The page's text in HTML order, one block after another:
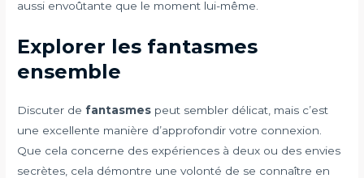
aussi envoûtante que le moment lui-même.
Explorer les fantasmes
ensemble
Discuter defantasmes peut sembler délicat, mais c’est
une excellente manière d’approfondir votre connexion.
Que cela concerne des expériences à deux ou des envies
secrètes, cela démontre une volonté de se connaître en